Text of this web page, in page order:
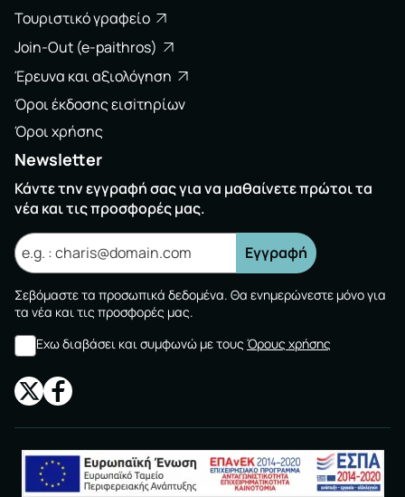
Τουριστικό γραφείο
Join-Out (e-paithros)
Έρευνα και αξιολόγηση
Όροι έκδοσης εισiτηρίων
Όροι χρήσης
Newsletter
Κάντε την εγγραφή σας για να μαθαίνετε πρώτοι τα
νέα και τις προσφορές μας.
Εγγραφή
Σεβόμαστε τα προσωπικά δεδομένα. Θα ενημερώνεστε μόνο για
τα νέα και τις προσφορές μας.
Εχω διαβάσει και συμφωνώ με τους Όρους χρήσης